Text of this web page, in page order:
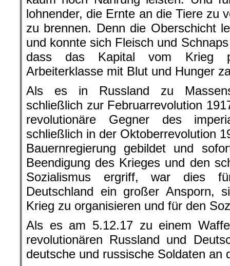
lohnender, die Ernte an die Tiere zu
zu brennen. Denn die Oberschicht
und konnte sich Fleisch und
dass das Kapital vom Krieg
Arbeiterklasse mit Blut und Hunger
Als es in Russland zu
schließlich zur Februarrevolution
revolutionäre Gegner des
schließlich in der Oktoberrevolution
Bauernregierung gebildet und
Beendigung des Krieges und den
Sozialismus ergriff, war dies
Deutschland ein großer Ansporn,
Krieg zu organisieren und für den
Als es am 5.12.17 zu einem
revolutionären Russland und
deutsche und russische Soldaten an